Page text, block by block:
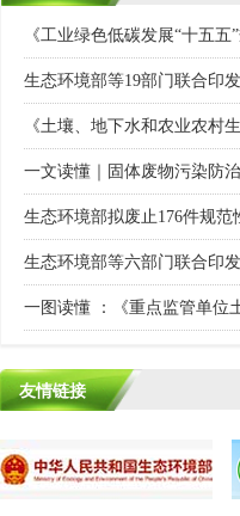
《工业绿色低碳发展“十五五
生态环境部拟废止176件规
生态环境部等六部门联合印
友情链接